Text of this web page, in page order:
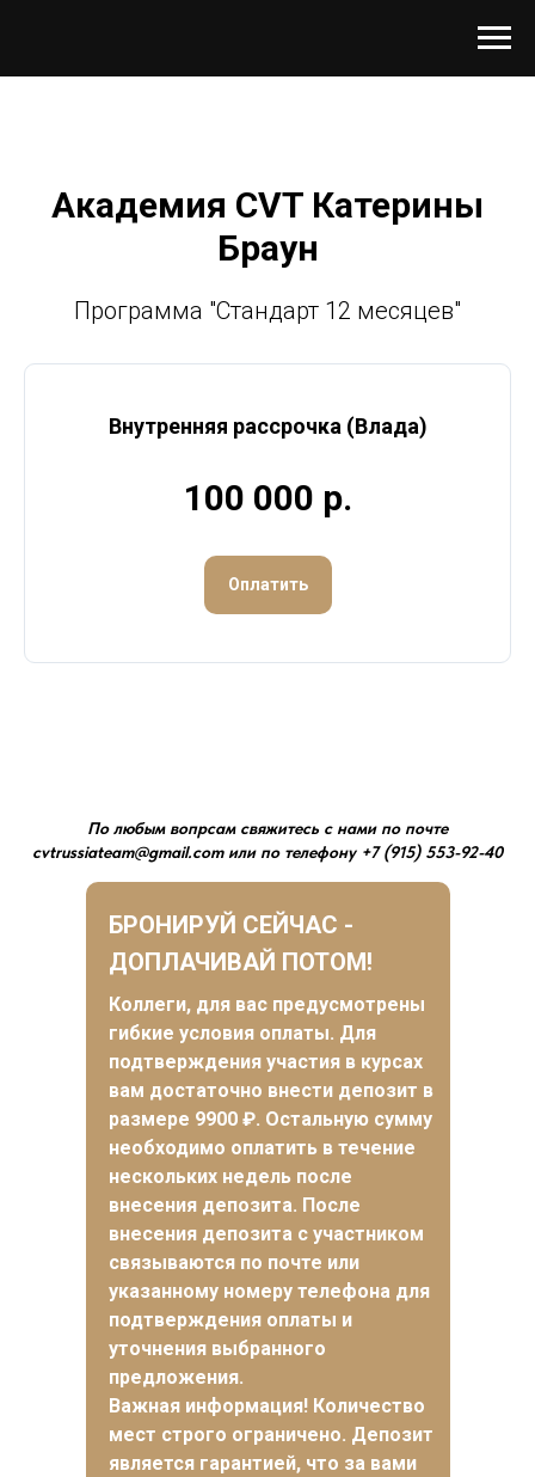
Академия CVT Катерины
Браун
Программа "Стандарт 12 месяцев"
Внутренняя рассрочка (Влада)
100 000 р.
Оплатить
По любым вопрсам свяжитесь с нами по почте
cvtrussiateam@gmail.com или по телефону +7 (915) 553-92-40
БРОНИРУЙ СЕЙЧАС -
ДОПЛАЧИВАЙ ПОТОМ!
Коллеги, для вас предусмотрены
гибкие условия оплаты. Для
подтверждения участия в курсах
вам достаточно внести депозит в
размере 9900 ₽. Остальную сумму
необходимо оплатить в течение
нескольких недель после
внесения депозита. После
внесения депозита с участником
связываются по почте или
указанному номеру телефона для
подтверждения оплаты и
уточнения выбранного
предложения.
Важная информация! Количество
мест строго ограничено. Депозит
является гарантией, что за вами